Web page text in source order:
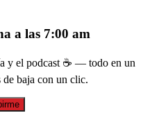
a las 7:00 am
y el podcast ☕ — todo en un
de baja con un clic.